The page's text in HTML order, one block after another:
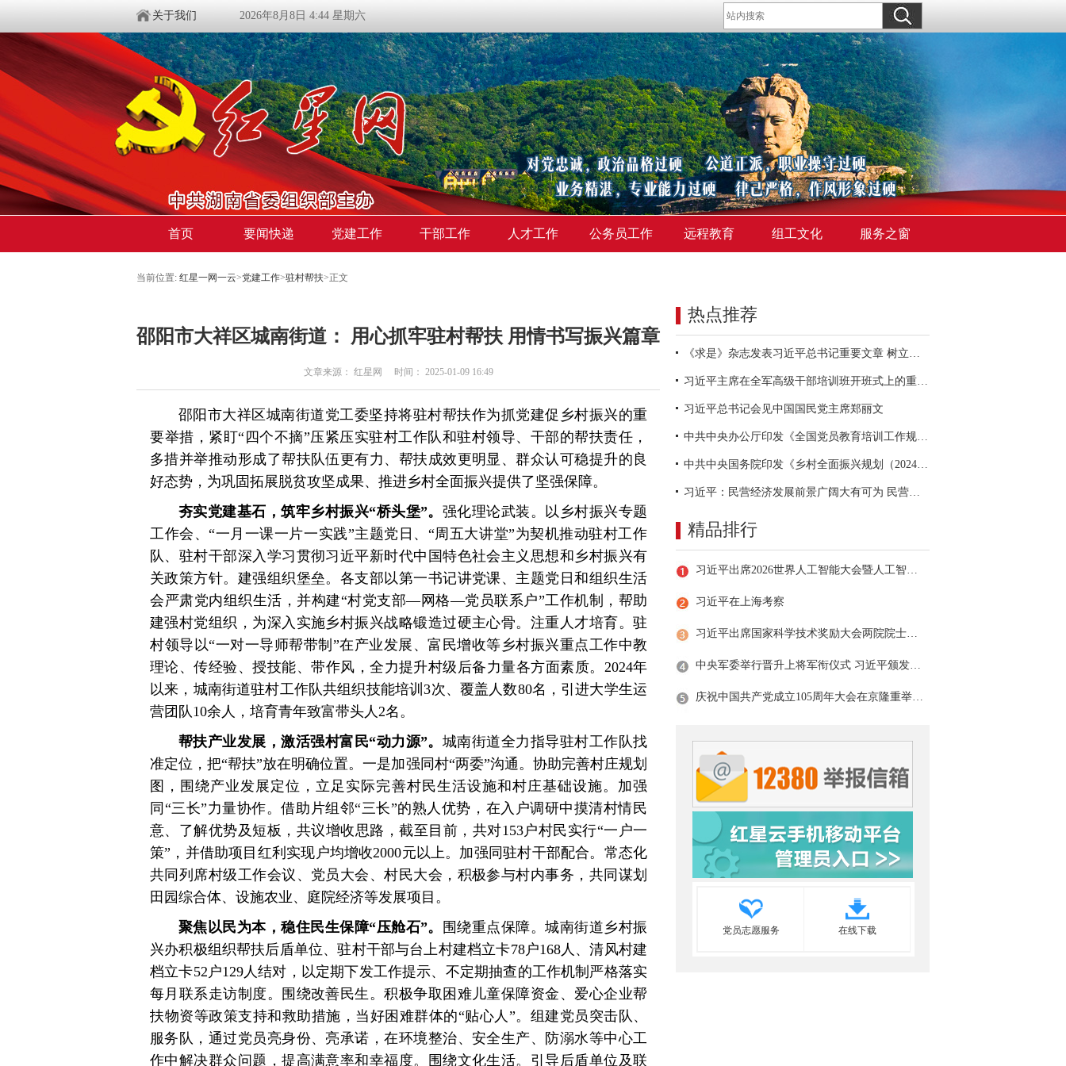
关于我们 2026年8月8日 4:44 星期六
首页 要闻快递 党建工作 干部工作 人才工作 公务员工作 远程教育 组工文化 服务之窗
当前位置: 红星一网一云>党建工作>驻村帮扶>正文
邵阳市大祥区城南街道： 用心抓牢驻村帮扶 用情书写振兴篇章
文章来源： 红星网 时间： 2025-01-09 16:49
邵阳市大祥区城南街道党工委坚持将驻村帮扶作为抓党建促乡村振兴的重
要举措，紧盯“四个不摘”压紧压实驻村工作队和驻村领导、干部的帮扶责任，
多措并举推动形成了帮扶队伍更有力、帮扶成效更明显、群众认可稳提升的良
好态势，为巩固拓展脱贫攻坚成果、推进乡村全面振兴提供了坚强保障。
夯实党建基石，筑牢乡村振兴“桥头堡”。 强化理论武装。以乡村振兴专题
工作会、“一月一课一片一实践”主题党日、“周五大讲堂”为契机推动驻村工作
队、驻村干部深入学习贯彻习近平新时代中国特色社会主义思想和乡村振兴有
关政策方针。建强组织堡垒。各支部以第一书记讲党课、主题党日和组织生活
会严肃党内组织生活，并构建“村党支部—网格—党员联系户”工作机制，帮助
建强村党组织，为深入实施乡村振兴战略锻造过硬主心骨。注重人才培育。驻
村领导以“一对一导师帮带制”在产业发展、富民增收等乡村振兴重点工作中教
理论、传经验、授技能、带作风，全力提升村级后备力量各方面素质。2024年
以来，城南街道驻村工作队共组织技能培训3次、覆盖人数80名，引进大学生运
营团队10余人，培育青年致富带头人2名。
帮扶产业发展，激活强村富民“动力源”。 城南街道全力指导驻村工作队找
准定位，把“帮扶”放在明确位置。一是加强同村“两委”沟通。协助完善村庄规划
图，围绕产业发展定位，立足实际完善村民生活设施和村庄基础设施。加强
同“三长”力量协作。借助片组邻“三长”的熟人优势，在入户调研中摸清村情民
意、了解优势及短板，共议增收思路，截至目前，共对153户村民实行“一户一
策”，并借助项目红利实现户均增收2000元以上。加强同驻村干部配合。常态化
共同列席村级工作会议、党员大会、村民大会，积极参与村内事务，共同谋划
田园综合体、设施农业、庭院经济等发展项目。
聚焦以民为本，稳住民生保障“压舱石”。
围绕重点保障。城南街道乡村振
兴办积极组织帮扶后盾单位、驻村干部与台上村建档立卡78户168人、清风村建
档立卡52户129人结对，以定期下发工作提示、不定期抽查的工作机制严格落实
每月联系走访制度。围绕改善民生。积极争取困难儿童保障资金、爱心企业帮
扶物资等政策支持和救助措施，当好困难群体的“贴心人”。组建党员突击队、
服务队，通过党员亮身份、亮承诺，在环境整治、安全生产、防溺水等中心工
作中解决群众问题，提高满意率和幸福度。围绕文化生活。引导后盾单位及联
热点推荐
《求是》杂志发表习近平总书记重要文章 树立和践行正确政绩观
习近平主席在全军高级干部培训班开班式上的重要讲话引领全军开展思想整风、深化政治整训
习近平总书记会见中国国民党主席郑丽文
中共中央办公厅印发《全国党员教育培训工作规划（2024－2028年）》
中共中央国务院印发《乡村全面振兴规划（2024—2027年）》
习近平：民营经济发展前景广阔大有可为 民营企业和民营企业家大显身手正当其时
精品排行
习近平出席2026世界人工智能大会暨人工智能全球治理高级别会议开幕式并发表主旨讲话
习近平在上海考察
习近平出席国家科学技术奖励大会两院院士大会中国科协第十一次全国代表大会并发表重要讲话
中央军委举行晋升上将军衔仪式 习近平颁发命令状并向晋衔的军官表示祝贺
庆祝中国共产党成立105周年大会在京隆重举行 习近平发表重要讲话
党员志愿服务 在线下载